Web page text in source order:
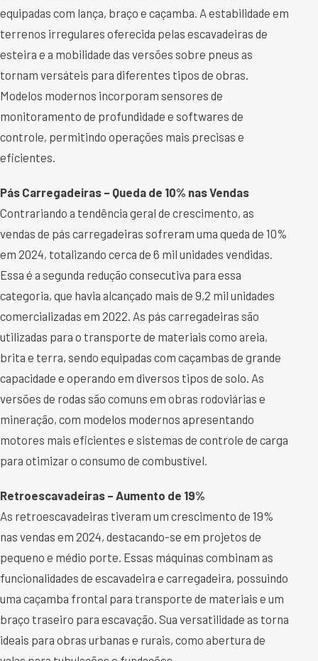
equipadas com lança, braço e caçamba. A estabilidade em
terrenos irregulares oferecida pelas escavadeiras de
esteira e a mobilidade das versões sobre pneus as
tornam versáteis para diferentes tipos de obras.
Modelos modernos incorporam sensores de
monitoramento de profundidade e softwares de
controle, permitindo operações mais precisas e
eficientes.
Pás Carregadeiras – Queda de 10% nas Vendas
Contrariando a tendência geral de crescimento, as
vendas de pás carregadeiras sofreram uma queda de 10%
em 2024, totalizando cerca de 6 mil unidades vendidas.
Essa é a segunda redução consecutiva para essa
categoria, que havia alcançado mais de 9,2 mil unidades
comercializadas em 2022. As pás carregadeiras são
utilizadas para o transporte de materiais como areia,
brita e terra, sendo equipadas com caçambas de grande
capacidade e operando em diversos tipos de solo. As
versões de rodas são comuns em obras rodoviárias e
mineração, com modelos modernos apresentando
motores mais eficientes e sistemas de controle de carga
para otimizar o consumo de combustível.
Retroescavadeiras – Aumento de 19%
As retroescavadeiras tiveram um crescimento de 19%
nas vendas em 2024, destacando-se em projetos de
pequeno e médio porte. Essas máquinas combinam as
funcionalidades de escavadeira e carregadeira, possuindo
uma caçamba frontal para transporte de materiais e um
braço traseiro para escavação. Sua versatilidade as torna
ideais para obras urbanas e rurais, como abertura de